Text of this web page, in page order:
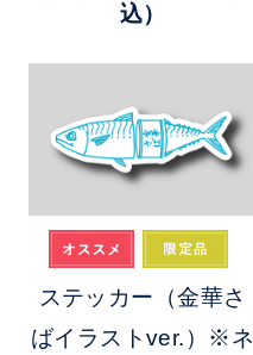
込）
ステッカー（金華さ
ばイラストver.）※ネ